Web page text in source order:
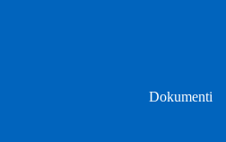
Dokumenti